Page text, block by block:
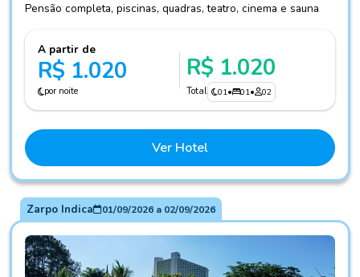
Pensão completa, piscinas, quadras, teatro, cinema e sauna
A partir de
R$ 1.020
por noite
R$ 1.020
Total 01• 01• 02
Ver Hotel
Zarpo Indica 01/09/2026a 02/09/2026